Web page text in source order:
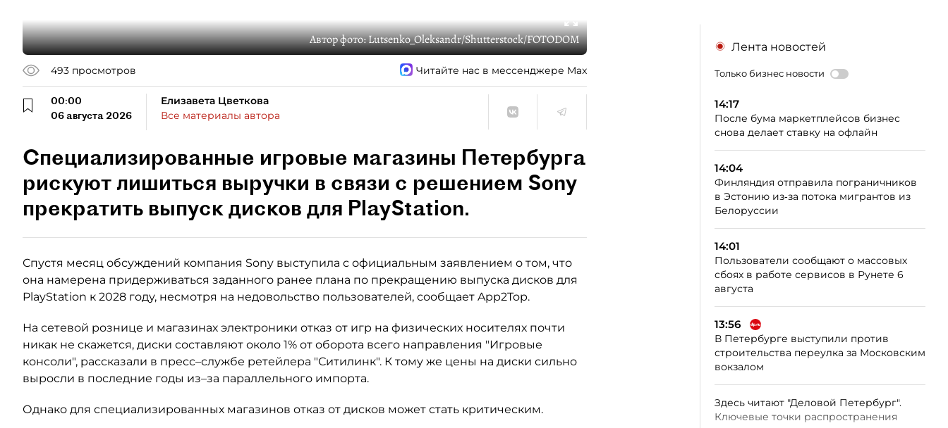
Автор фото:Lutsenko_Oleksandr/Shutterstock/FOTODOM
493 просмотров Читайте нас в мессенджере Max
00:00
06 августа 2026
Елизавета Цветкова
Все материалы автора
Специализированные игровые магазины Петербурга
рискуют лишиться выручки в связи с решением Sony
прекратить выпуск дисков для PlayStation.
Спустя месяц обсуждений компания Sony выступила с официальным заявлением о том, что
она намерена придерживаться заданного ранее плана по прекращению выпуска дисков для
PlayStation к 2028 году, несмотря на недовольство пользователей, сообщает App2Top.
На сетевой рознице и магазинах электроники отказ от игр на физических носителях почти
никак не скажется, диски составляют около 1% от оборота всего направления "Игровые
консоли", рассказали в пресс–службе ретейлера "Ситилинк". К тому же цены на диски сильно
выросли в последние годы из–за параллельного импорта.
Однако для специализированных магазинов отказ от дисков может стать критическим.
Лента новостей
Только бизнес новости
14:17
После бума маркетплейсов бизнес
снова делает ставку на офлайн
14:04
Финляндия отправила пограничников
в Эстонию из‑за потока мигрантов из
Белоруссии
14:01
Пользователи сообщают о массовых
сбоях в работе сервисов в Рунете 6
августа
13:56
В Петербурге выступили против
строительства переулка за Московским
вокзалом
Здесь читают "Деловой Петербург".
Ключевые точки распространения